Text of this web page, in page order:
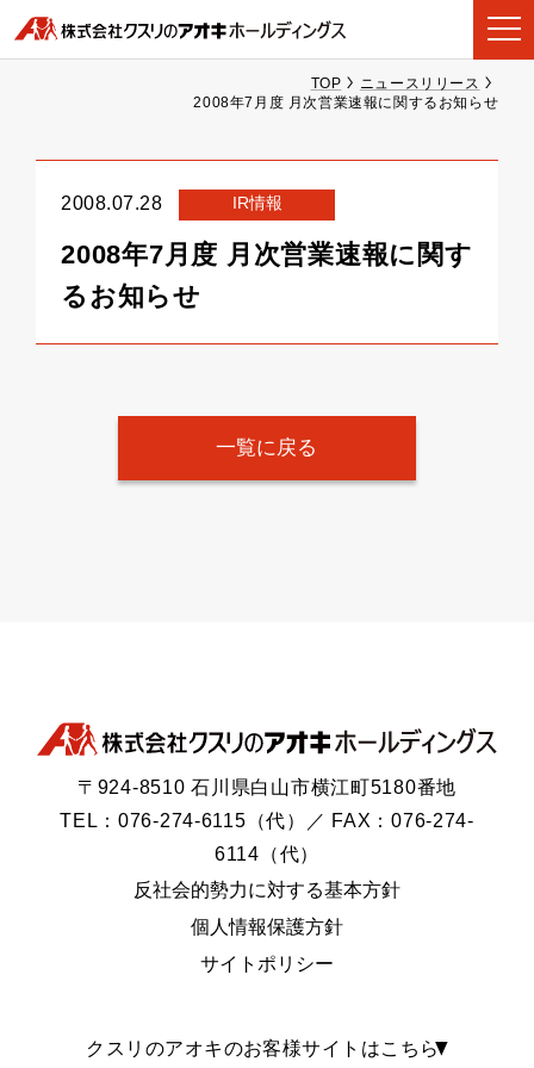
TOP
ニュースリリース
2008年7月度 月次営業速報に関するお知らせ
2008.07.28 IR情報
2008年7月度 月次営業速報に関す
るお知らせ
一覧に戻る
〒924-8510 石川県白山市横江町5180番地
TEL：076-274-6115（代）／ FAX：076-274-
6114（代）
反社会的勢力に対する基本方針
個人情報保護方針
サイトポリシー
クスリのアオキのお客様サイトはこちら